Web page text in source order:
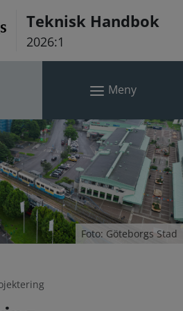
Teknisk Handbok
2026:1
Meny
Foto: Göteborgs Stad